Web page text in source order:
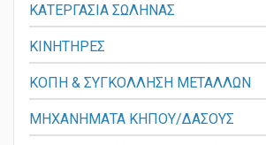
ΚΑΤΕΡΓΑΣΙΑ ΣΩΛΗΝΑΣ
ΚΙΝΗΤΗΡΕΣ
ΚΟΠΗ & ΣΥΓΚΟΛΛΗΣΗ ΜΕΤΑΛΛΩΝ
ΜΗΧΑΝΗΜΑΤΑ ΚΗΠΟΥ/ΔΑΣΟΥΣ